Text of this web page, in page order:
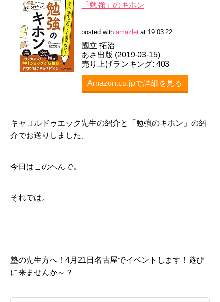
「勉強」のキホン
posted with amazletat 19.03.22
國立 拓治
あさ出版 (2019-03-15)
売り上げランキング: 403
Amazon.co.jpで詳細を見る
キャロルドゥエック先生の紹介と「勉強のキホン」の紹
介でお送りしました。
今日はこのへんで。
それでは。
塾の先生方へ！4月21日名古屋でイベントします！遊び
に来ませんか～？